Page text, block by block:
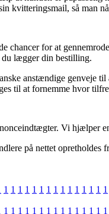
kvitteringsmail, så man
chancer for at
lægger din bestilling.
anstændige genveje
til at fornemme hvor
Vi hjælper
på nettet opretholdes
1 1 1 1 1 1 1 1 1 1 1 1 1 1 1
1 1 1 1 1 1 1 1 1 1 1 1 1 1 1